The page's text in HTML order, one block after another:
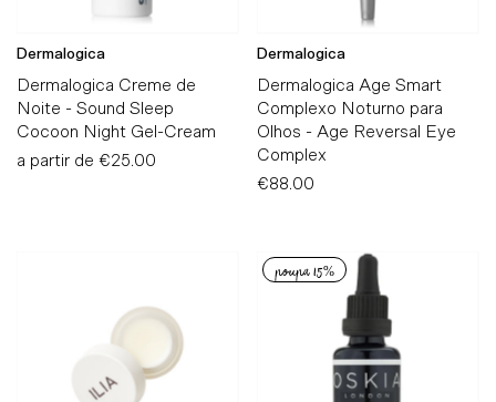
Data, mais antigos
Data, mais recentes
Dermalogica
Dermalogica Creme de
Noite - Sound Sleep
Cocoon Night Gel-Cream
Preço
a partir de €25.00
Dermalogica
Dermalogica Age Smart
Complexo Noturno para
Olhos - Age Reversal Eye
Complex
Preço
€88.00
poupa 15%